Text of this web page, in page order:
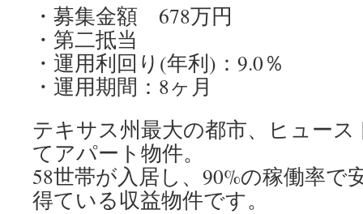
・募集金額 678万円
・第二抵当
・運用利回り(年利)：9.0％
・運用期間：8ヶ月
テキサス州最大の都市、ヒュース
てアパート物件。
58世帯が入居し、90%の稼働率で
得ている収益物件です。